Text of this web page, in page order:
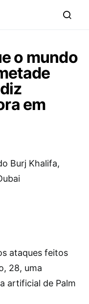
o mundo
em
Burj Khalifa,
ataques feitos
28, uma
artificial de Palm